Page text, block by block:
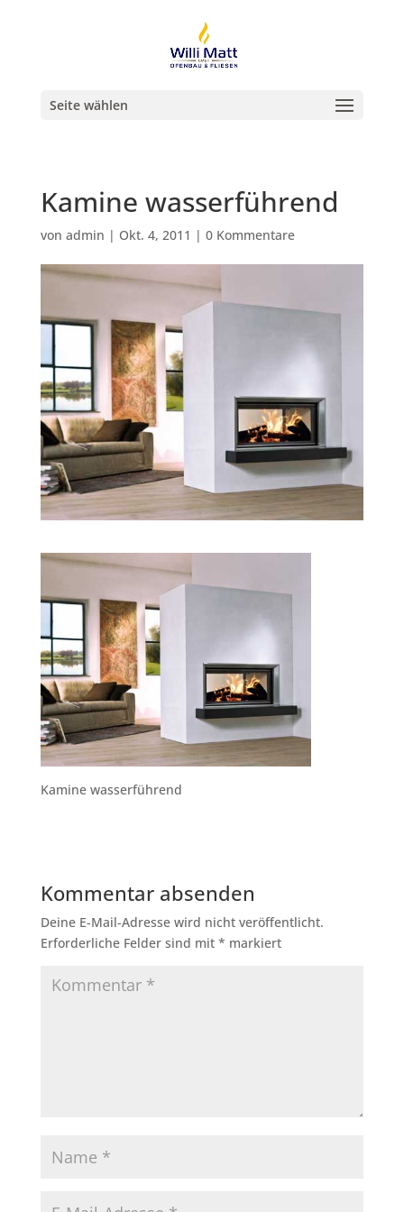
Seite wählen
Kamine wasserführend
von admin | Okt. 4, 2011 | 0 Kommentare
Kamine wasserführend
Kommentar absenden
Deine E-Mail-Adresse wird nicht veröffentlicht.
Erforderliche Felder sind mit * markiert